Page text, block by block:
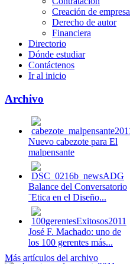
Creación de empresa
Derecho de autor
Financiera
Directorio
Dónde estudiar
Contáctenos
Ir al inicio
Archivo
Nuevo cabezote para El
malpensante
Balance del Conversatorio
¨Etica en el Diseño...
José F. Machado: uno de
los 100 gerentes más...
Más artículos del archivo